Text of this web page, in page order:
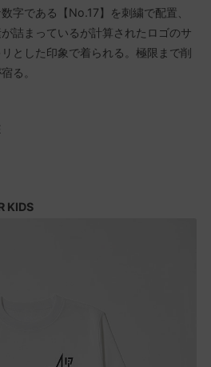
字である【No.17】を刺繍で配置、
詰まっているが計算されたロゴのサ
とした印象で着られる。極限まで削
る。
KIDS